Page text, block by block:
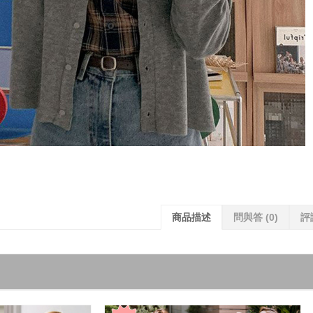
商品描述 問與答 (0) 評